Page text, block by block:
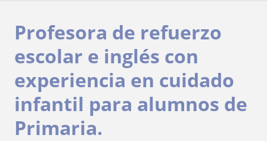
Profesora de refuerzo
escolar e inglés con
experiencia en cuidado
infantil para alumnos de
Primaria.